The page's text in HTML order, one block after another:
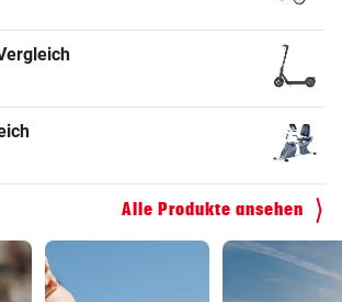
Alle Produkte ansehen